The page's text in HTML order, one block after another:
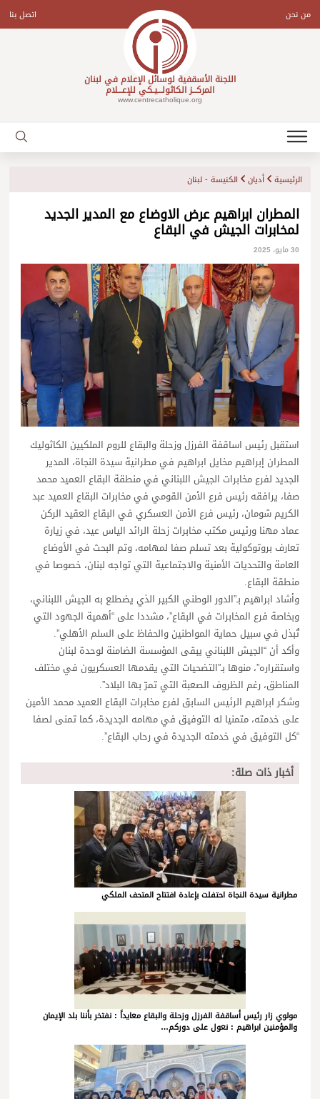
contentمن نحن اتصل بنا
اللجنة الأسقفية لوسائل الإعلام في لبنان
المركـــز الكاثولـــيـكي للإعـــلام
www.centrecatholique.org
الرئيسية أديان الكنيسة - لبنان
المطران ابراهيم عرض الاوضاع مع المدير الجديد
لمخابرات الجيش في البقاع
30 مايو، 2025
استقبل رئيس اساقفة الفرزل وزحلة والبقاع للروم الملكيين الكاثوليك
المطران إبراهيم مخايل ابراهيم في مطرانية سيدة النجاة، المدير
الجديد لفرع مخابرات الجيش اللبناني في منطقة البقاع العميد محمد
صفا، يرافقه رئيس فرع الأمن القومي في مخابرات البقاع العميد عبد
الكريم شومان، رئيس فرع الأمن العسكري في البقاع العقيد الركن
عماد مهنا ورئيس مكتب مخابرات زحلة الرائد الياس عيد، في زيارة
تعارف بروتوكولية بعد تسلم صفا لمهامه، وتم البحث في الأوضاع
العامة والتحديات الأمنية والاجتماعية التي تواجه لبنان، خصوصا في
منطقة البقاع.
وأشاد ابراهيم بـ”الدور الوطني الكبير الذي يضطلع به الجيش اللبناني،
وبخاصة فرع المخابرات في البقاع”، مشددا على “أهمية الجهود التي
تُبذل في سبيل حماية المواطنين والحفاظ على السلم الأهلي”.
وأكد أن “الجيش اللبناني يبقى المؤسسة الضامنة لوحدة لبنان
واستقراره”، منوها بـ”التضحيات التي يقدمها العسكريون في مختلف
المناطق، رغم الظروف الصعبة التي تمرّ بها البلاد”.
وشكر ابراهيم الرئيس السابق لفرع مخابرات البقاع العميد محمد الأمين
على خدمته، متمنيا له التوفيق في مهامه الجديدة، كما تمنى لصفا
“كل التوفيق في خدمته الجديدة في رحاب البقاع”.
أخبار ذات صلة:
مطرانية سيدة النجاة احتفلت بإعادة افتتاح المتحف الملكي
مولوي زار رئيس أساقفة الفرزل وزحلة والبقاع معايداً : نفتخر بأننا بلد الإيمان
والمؤمنين ابراهيم : نعول على دوركم…